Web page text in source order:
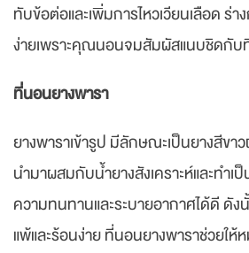
ทับข้อต่อและเพิ่มการไหวเวียนเลือด ร่
ง่ายเพราะคุณนอนจมสัมผัสแนบชิดกับ
ที่นอนยางพารา
ยางพาราเข้ารูป มีลักษณะเป็นยางสีข
นำมาผสมกับน้ำยางสังเคราะห์และทำ
ความทนทานและระบายอากาศได้ดี ดัง
แพ้และร้อนง่าย ที่นอนยางพาราช่วยใ